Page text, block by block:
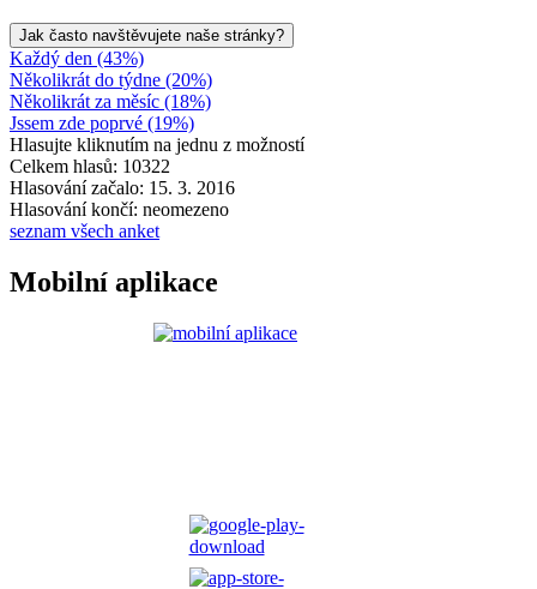
Jak často navštěvujete naše stránky?
Každý den (43%)
Několikrát do týdne (20%)
Několikrát za měsíc (18%)
Jssem zde poprvé (19%)
Hlasujte kliknutím na jednu z možností
Celkem hlasů: 10322
Hlasování začalo: 15. 3. 2016
Hlasování končí: neomezeno
seznam všech anket
Mobilní aplikace